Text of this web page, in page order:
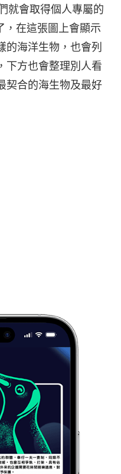
就會取得個人專屬的
，在這張圖上會顯示
的海洋生物，也會列
下方也會整理別人看
契合的海生物及最好